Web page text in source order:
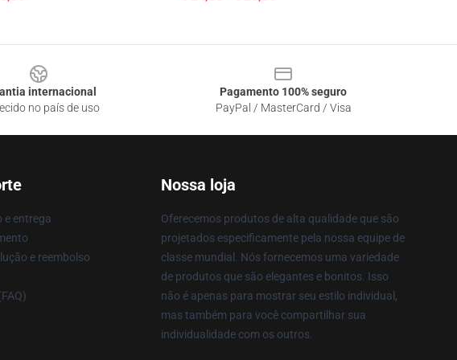
internacional
no país de uso
Pagamento 100% seguro
PayPal / MasterCard / Visa
e entrega
e reembolso
Nossa loja
Oferecemos produtos de alta qualidade que são
projetados especificamente pela nossa equipe de
classe mundial. Nós fornecemos uma variedade
de produtos que são elegantes e bonitos. Isso
não é apenas para mostrar seu estilo individual,
mas também para você compartilhar sua
individualidade com os outros.